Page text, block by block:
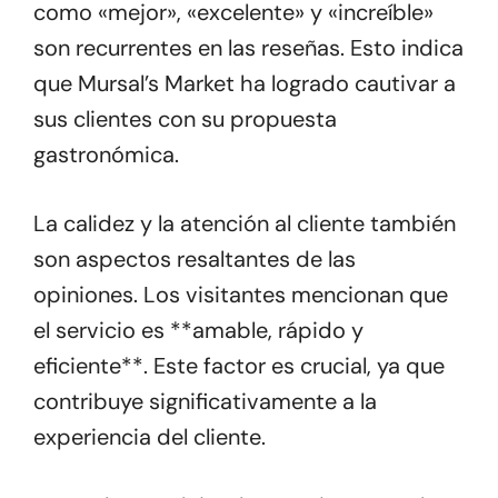
como «mejor», «excelente» y «increíble»
son recurrentes en las reseñas. Esto indica
que Mursal’s Market ha logrado cautivar a
sus clientes con su propuesta
gastronómica.
La calidez y la atención al cliente también
son aspectos resaltantes de las
opiniones. Los visitantes mencionan que
el servicio es **amable, rápido y
eficiente**. Este factor es crucial, ya que
contribuye significativamente a la
experiencia del cliente.